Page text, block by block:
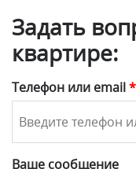
Задать
квартире:
Телефон или email*
Ваше сообщение